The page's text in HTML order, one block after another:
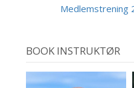
Medlemstrening
BOOK INSTRUKTØR